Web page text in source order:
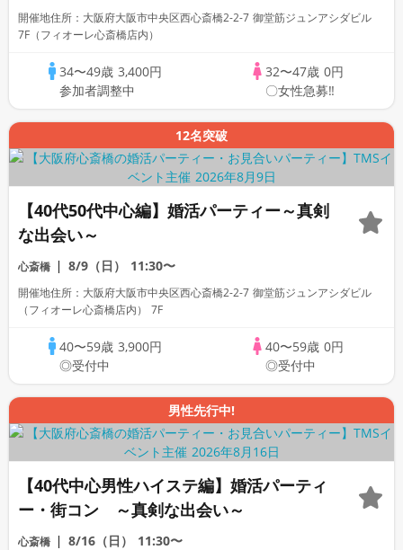
開催地住所：大阪府大阪市中央区西心斎橋2-2-7 御堂筋ジュンアシダビル
7F（フィオーレ心斎橋店内）
34〜49歳 3,400円
参加者調整中
32〜47歳 0円
〇女性急募‼
12名突破
【40代50代中心編】婚活パーティー～真剣
な出会い～
心斎橋 8/9（日） 11:30〜
開催地住所：大阪府大阪市中央区西心斎橋2-2-7 御堂筋ジュンアシダビル
（フィオーレ心斎橋店内） 7F
40〜59歳 3,900円
◎受付中
40〜59歳 0円
◎受付中
男性先行中!
【40代中心男性ハイステ編】婚活パーティ
ー・街コン ～真剣な出会い～
心斎橋 8/16（日） 11:30〜